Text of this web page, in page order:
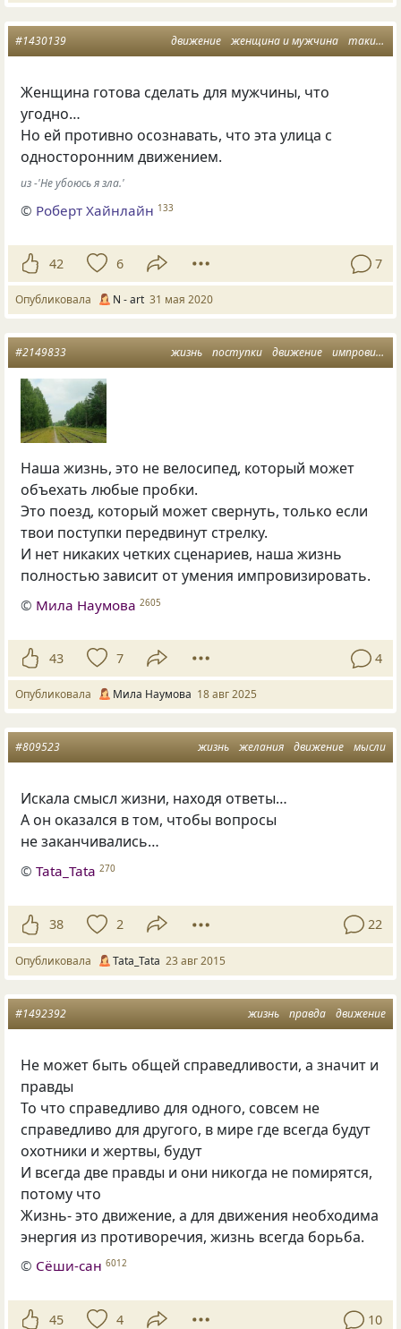
движение женщина и мужчина такие дела
#1430139
Женщина готова сделать для мужчины, что
угодно…
Но ей противно осознавать, что эта улица с
односторонним движением.
из -'Не убоюсь я зла.'
© Роберт Хайнлайн 133
42 6 7
Опубликовала N - art 31 мая 2020
жизнь поступки движение импровизация
#2149833
Наша жизнь, это не велосипед, который может
объехать любые пробки.
Это поезд, который может свернуть, только если
твои поступки передвинут стрелку.
И нет никаких четких сценариев, наша жизнь
полностью зависит от умения импровизировать.
© Мила Наумова 2605
43 7 4
Опубликовала Мила Наумова 18 авг 2025
жизнь желания движение мысли
#809523
Искала смысл жизни, находя ответы…
А он оказался в том, чтобы вопросы
не заканчивались…
©Tata_Tata 270
38 2 22
Опубликовала Tata_Tata 23 авг 2015
жизнь правда движение
#1492392
Не может быть общей справедливости, а значит и
правды
То что справедливо для одного, совсем не
справедливо для другого, в мире где всегда будут
охотники и жертвы, будут
И всегда две правды и они никогда не помирятся,
потому что
Жизнь- это движение, а для движения необходима
энергия из противоречия, жизнь всегда борьба.
© Сёши-сан 6012
45 4 10